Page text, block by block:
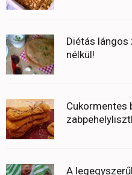
Diétás lángos
nélkül!
Cukormentes
A